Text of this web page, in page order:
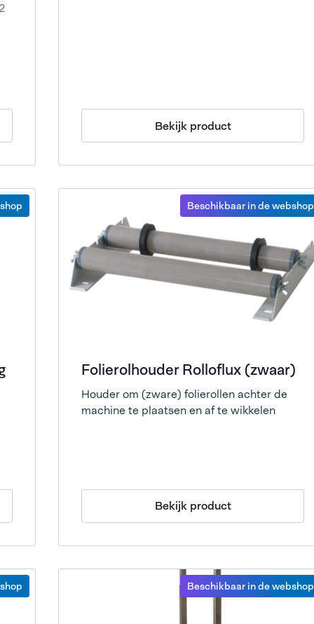
Bekijk product
Beschikbaar in de webshop
Folierolhouder Rolloflux (zwaar)
Houder om (zware) folierollen achter de
machine te plaatsen en af te wikkelen
Bekijk product
Beschikbaar in de webshop